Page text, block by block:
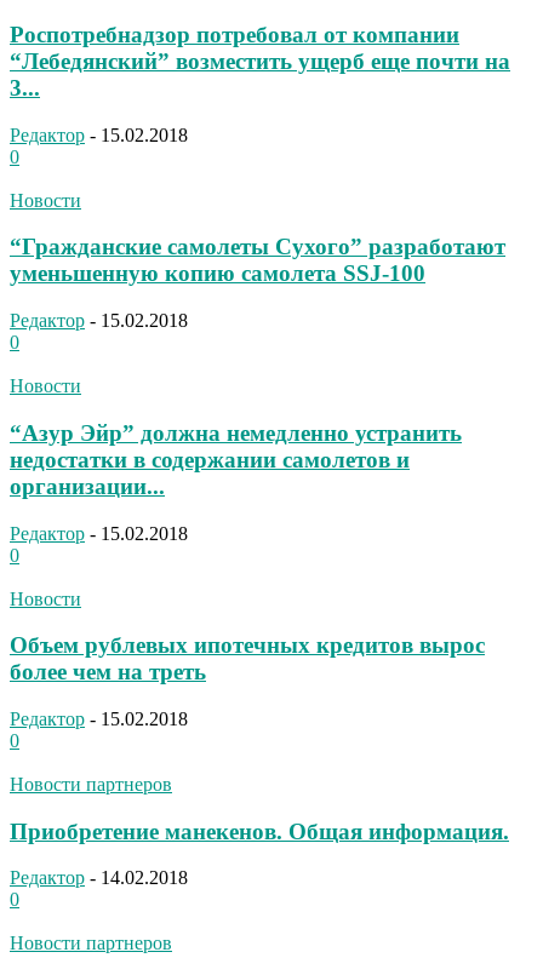
Роспотребнадзор потребовал от компании
“Лебедянский” возместить ущерб еще почти на
3...
Редактор - 15.02.2018
0
Новости
“Гражданские самолеты Сухого” разработают
уменьшенную копию самолета SSJ-100
Редактор - 15.02.2018
0
Новости
“Азур Эйр” должна немедленно устранить
недостатки в содержании самолетов и
организации...
Редактор - 15.02.2018
0
Новости
Объем рублевых ипотечных кредитов вырос
более чем на треть
Редактор - 15.02.2018
0
Новости партнеров
Приобретение манекенов. Общая информация.
Редактор - 14.02.2018
0
Новости партнеров